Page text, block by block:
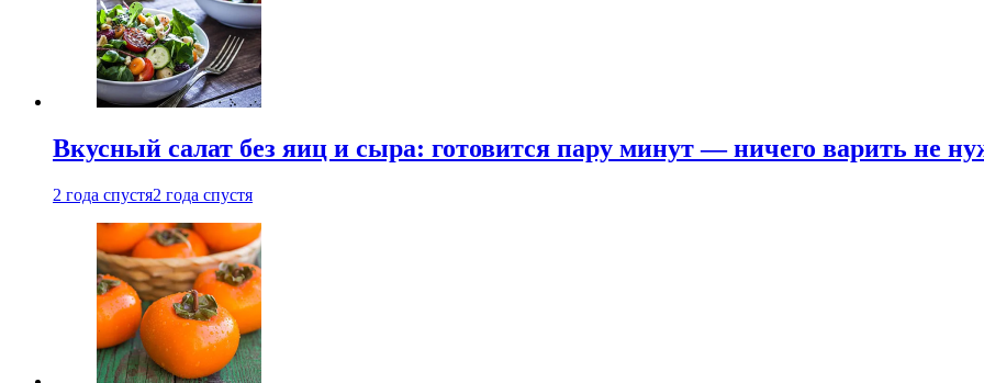
Вкусный салат без яиц и сыра: готовится пару минут — ничего варить не
2 года спустя2 года спустя